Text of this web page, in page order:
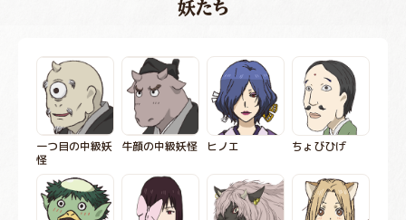
妖たち
一つ目の中級妖
怪
牛顔の中級妖怪 ヒノエ ちょびひげ